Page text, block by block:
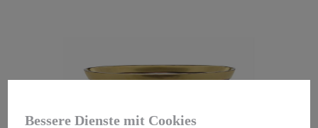
Bessere Dienste mit Cookies